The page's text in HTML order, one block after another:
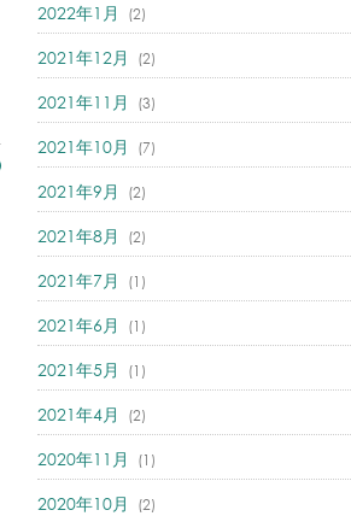
2022年1月 (2)
2021年12月 (2)
2021年11月 (3)
2021年10月 (7)
2021年9月 (2)
2021年8月 (2)
2021年7月 (1)
2021年6月 (1)
2021年5月 (1)
2021年4月 (2)
2020年11月 (1)
2020年10月 (2)